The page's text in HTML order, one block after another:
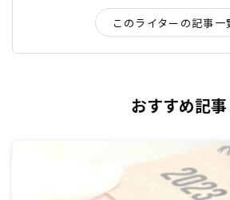
このライターの記事一
おすすめ記事